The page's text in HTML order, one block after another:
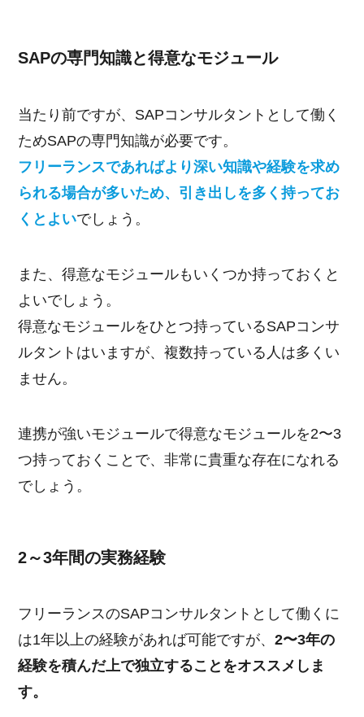
SAPの専門知識と得意なモジュール
当たり前ですが、SAPコンサルタントとして働く
ためSAPの専門知識が必要です。
フリーランスであればより深い知識や経験を求め
られる場合が多いため、引き出しを多く持ってお
くとよいでしょう。
また、得意なモジュールもいくつか持っておくと
よいでしょう。
得意なモジュールをひとつ持っているSAPコンサ
ルタントはいますが、複数持っている人は多くい
ません。
連携が強いモジュールで得意なモジュールを2〜3
つ持っておくことで、非常に貴重な存在になれる
でしょう。
2～3年間の実務経験
フリーランスのSAPコンサルタントとして働くに
は1年以上の経験があれば可能ですが、2〜3年の
経験を積んだ上で独立することをオススメしま
す。